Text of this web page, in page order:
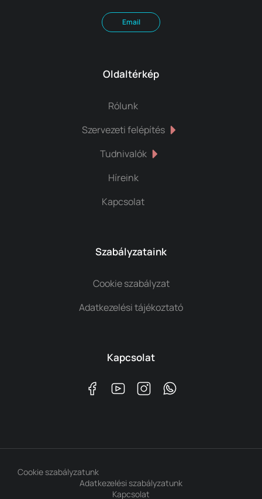
Email
Oldaltérkép
Rólunk
Szervezeti felépítés
Tudnivalók
Híreink
Kapcsolat
Szabályzataink
Cookie szabályzat
Adatkezelési tájékoztató
Kapcsolat
Cookie szabályzatunk
Adatkezelési szabályzatunk
Kapcsolat